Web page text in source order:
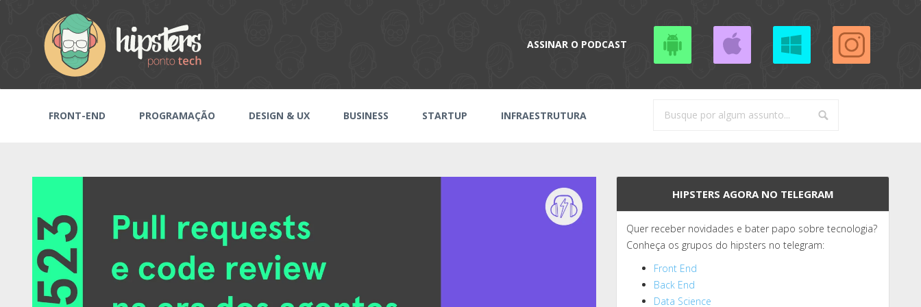
ASSINAR O PODCAST
FRONT-END PROGRAMAÇÃO DESIGN & UX BUSINESS STARTUP INFRAESTRUTURA
HIPSTERS AGORA NO TELEGRAM
Quer receber novidades e bater papo sobre tecnologia?
Conheça os grupos do hipsters no telegram:
Front End
Back End
Data Science